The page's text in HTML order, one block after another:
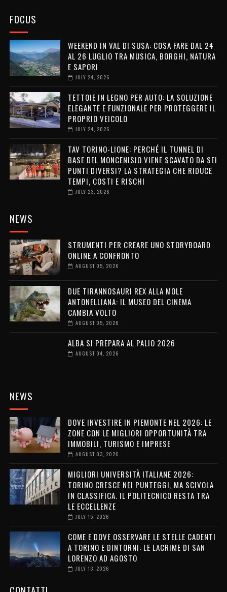
FOCUS
WEEKEND IN VAL DI SUSA: COSA FARE DAL 24
AL 26 LUGLIO TRA MUSICA, BORGHI, NATURA
E SAPORI
JULY 24, 2026
TETTOIE IN LEGNO PER AUTO: LA SOLUZIONE
ELEGANTE E FUNZIONALE PER PROTEGGERE IL
PROPRIO VEICOLO
JULY 24, 2026
TAV TORINO-LIONE: PERCHÉ IL TUNNEL DI
BASE DEL MONCENISIO VIENE SCAVATO DA SEI
PUNTI DIVERSI? LA STRATEGIA CHE RIDUCE
TEMPI, COSTI E RISCHI
JULY 23, 2026
NEWS
STRUMENTI PER CREARE UNO STORYBOARD
ONLINE A CONFRONTO
AUGUST 05, 2026
DUE TIRANNOSAURI REX ALLA MOLE
ANTONELLIANA: IL MUSEO DEL CINEMA
CAMBIA VOLTO
AUGUST 05, 2026
ALBA SI PREPARA AL PALIO 2026
AUGUST 04, 2026
NEWS
DOVE INVESTIRE IN PIEMONTE NEL 2026: LE
ZONE CON LE MIGLIORI OPPORTUNITÀ TRA
IMMOBILI, TURISMO E IMPRESE
AUGUST 03, 2026
MIGLIORI UNIVERSITÀ ITALIANE 2026:
TORINO CRESCE NEI PUNTEGGI, MA SCIVOLA
IN CLASSIFICA. IL POLITECNICO RESTA TRA
LE ECCELLENZE
JULY 15, 2026
COME E DOVE OSSERVARE LE STELLE CADENTI
A TORINO E DINTORNI: LE LACRIME DI SAN
LORENZO AD AGOSTO
JULY 13, 2026